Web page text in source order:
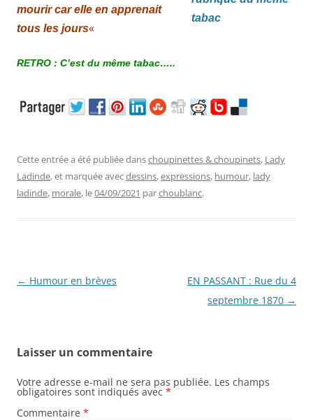
mourir car elle en apprenait
tous les jours«
RETRO : C’est du même tabac…..
Cette entrée a été publiée danschoupinettes & choupinets, Lady
Ladinde, et marquée avecdessins,expressions, humour, lady
ladinde, morale, le04/09/2021 parchoublanc.
Navigation
← Humour en brèves
EN PASSANT : Rue du 4
septembre 1870 →
Laisser un commentaire
Votre adresse e-mail ne sera pas publiée. Les champs
obligatoires sont indiqués avec *
Commentaire *